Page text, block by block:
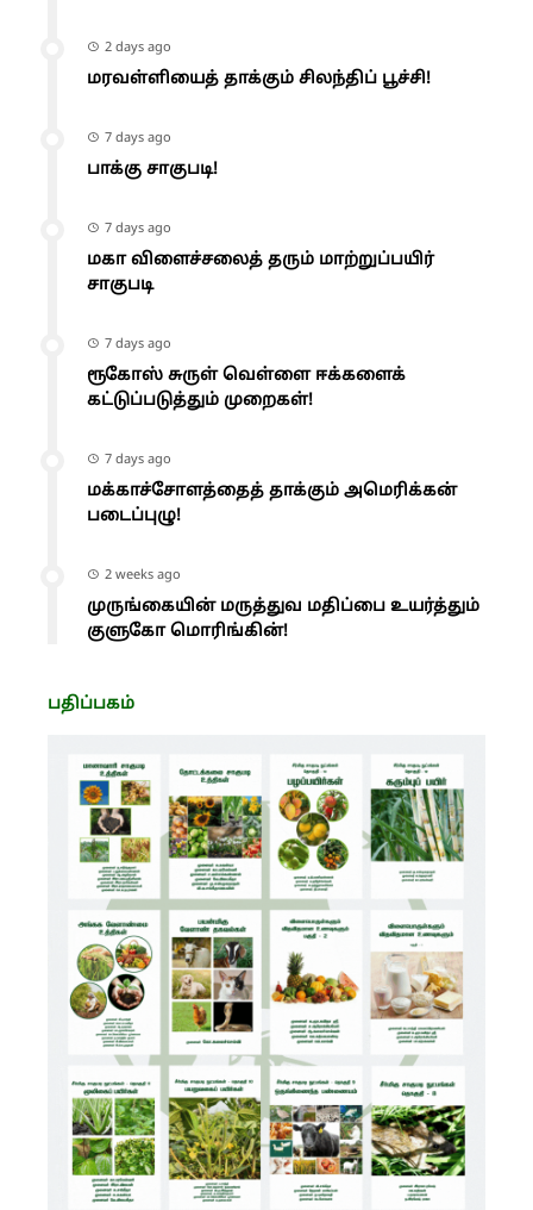
2 days ago
மரவள்ளியைத் தாக்கும் சிலந்திப் பூச்சி!
7 days ago
பாக்கு சாகுபடி!
7 days ago
மகா விளைச்சலைத் தரும் மாற்றுப்பயிர்
சாகுபடி
7 days ago
ரூகோஸ் சுருள் வெள்ளை ஈக்களைக்
கட்டுப்படுத்தும் முறைகள்!
7 days ago
மக்காச்சோளத்தைத் தாக்கும் அமெரிக்கன்
படைப்புழு!
2 weeks ago
முருங்கையின் மருத்துவ மதிப்பை உயர்த்தும்
குளுகோ மொரிங்கின்!
பதிப்பகம்